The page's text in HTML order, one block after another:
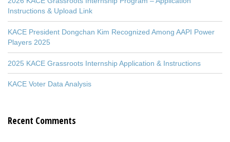
Instructions & Upload Link
KACE President Dongchan Kim Recognized Among AAPI Power
Players 2025
2025 KACE Grassroots Internship Application & Instructions
KACE Voter Data Analysis
Recent Comments